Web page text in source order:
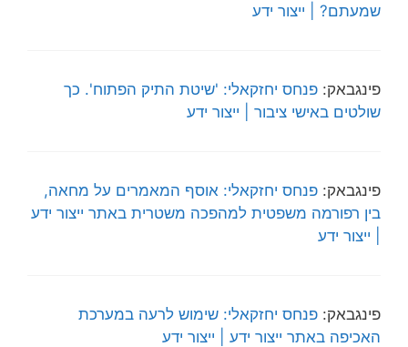
שמעתם? | ייצור ידע
פינגבאק: פנחס יחזקאלי: 'שיטת התיק הפתוח'. כך
שולטים באישי ציבור | ייצור ידע
פינגבאק: פנחס יחזקאלי: אוסף המאמרים על מחאה,
בין רפורמה משפטית למהפכה משטרית באתר ייצור ידע
| ייצור ידע
פינגבאק: פנחס יחזקאלי: שימוש לרעה במערכת
האכיפה באתר ייצור ידע | ייצור ידע